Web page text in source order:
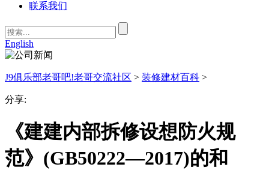
联系我们
English
J9俱乐部老哥吧!老哥交流社区 > 装修建材百科 >
分享:
《建建内部拆修设想防火规
范》(GB50222—2017)的和